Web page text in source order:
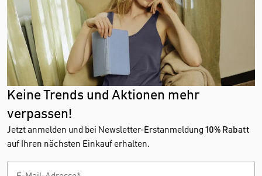
Keine Trends und Aktionen mehr
verpassen!
Jetzt anmelden und bei Newsletter-Erstanmeldung 10% Rabatt
auf Ihren nächsten Einkauf erhalten.